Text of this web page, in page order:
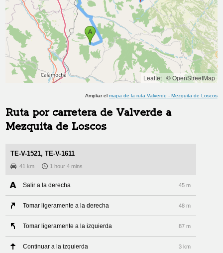
Leaflet| © OpenStreetMap
Ampliar el mapa de la ruta Valverde - Mezquita de Loscos
Ruta por carretera de Valverde a
Mezquita de Loscos
TE-V-1521, TE-V-1611
41 km 1 hour 4 mins
Salir a la derecha 45 m
Tomar ligeramente a la derecha 48 m
Tomar ligeramente a la izquierda 87 m
Continuar a la izquierda 3 km